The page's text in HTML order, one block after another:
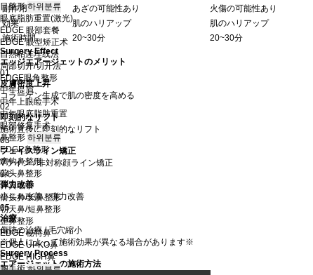
目整形 하위분류
眼底脂肪重置(激光)
EDGE 眼部套餐
EDGE 眼型矫正术
自然粘连埋线法
局部切开/切开法
EDGE眼角整形
中年提眉
中年上眼睑手术
中年眼底脂肪重置
眼部修复手术
鼻整形 하위분류
EDGE鼻整形
鹰钩鼻整形
蒜头鼻整形
鼻翼缩小
箭头鼻/长鼻整形
朝天鼻/短鼻整形
歪鼻整形
EDGE 秘特鼻
EDGE UPKO鼻
EDGE HIGH鼻
胸手術 하위분류
副作用
あざの可能性あり 火傷の可能性あり
効果
肌のハリアップ 肌のハリアップ
施術時間
20~30分 20~30分
Surgery Effect
エッジエアージェットのメリット
01
皮膚密度上昇
コラーゲン生成で肌の密度を高める
02
即刻的なリフト
施術直後に即刻的なリフト
03
フェイスライン矯正
Vライン / 非対称顔ライン矯正
04
弾力改善
小じわ改善、弾力改善
05
治療
傷跡の治療 / 毛穴縮小
※個人によって施術効果が異なる場合があります※
Surgery Process
エアージェットの施術方法